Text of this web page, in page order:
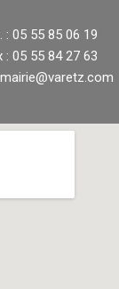
: 05 55 85 06 19
: 05 55 84 27 63